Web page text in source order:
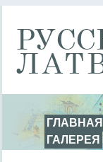
ГЛАВНАЯ
ГАЛЕРЕЯ